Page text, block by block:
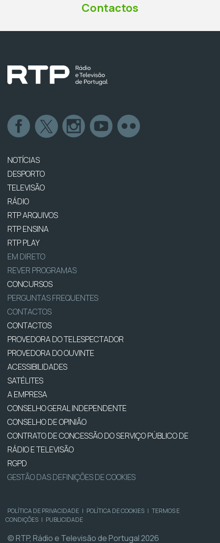
Contactos
NOTÍCIAS
DESPORTO
TELEVISÃO
RÁDIO
RTP ARQUIVOS
RTP ENSINA
RTP PLAY
EM DIRETO
REVER PROGRAMAS
CONCURSOS
PERGUNTAS FREQUENTES
CONTACTOS
CONTACTOS
PROVEDORA DO TELESPECTADOR
PROVEDORA DO OUVINTE
ACESSIBILIDADES
SATÉLITES
A EMPRESA
CONSELHO GERAL INDEPENDENTE
CONSELHO DE OPINIÃO
CONTRATO DE CONCESSÃO DO SERVIÇO PÚBLICO DE
RÁDIO E TELEVISÃO
RGPD
GESTÃO DAS DEFINIÇÕES DE COOKIES
POLÍTICA DE PRIVACIDADE | POLÍTICA DE COOKIES | TERMOS E
CONDIÇÕES | PUBLICIDADE
© RTP, Rádio e Televisão de Portugal 2026